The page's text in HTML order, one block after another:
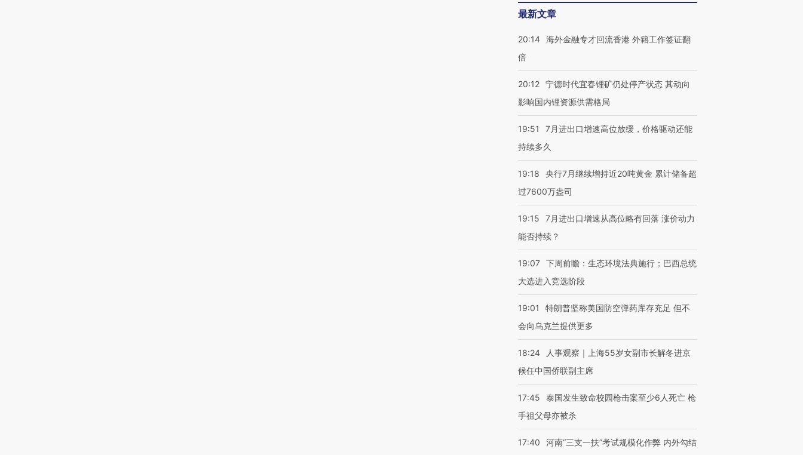
最新文章
20:14 海外金融专才回流香港 外籍工作签证翻
倍
20:12 宁德时代宜春锂矿仍处停产状态 其动向
影响国内锂资源供需格局
19:51
7月进出口增速高位放缓，价格驱动还能
持续多久
19:18
央行7月继续增持近20吨黄金 累计储备超
过7600万盎司
19:15
7月进出口增速从高位略有回落 涨价动力
能否持续？
19:07 下周前瞻：生态环境法典施行；巴西总统
大选进入竞选阶段
19:01
特朗普坚称美国防空弹药库存充足 但不
会向乌克兰提供更多
18:24
人事观察｜上海55岁女副市长解冬进京
候任中国侨联副主席
17:45
泰国发生致命校园枪击案至少6人死亡 枪
手祖父母亦被杀
17:40 河南“三支一扶”考试规模化作弊 内外勾结